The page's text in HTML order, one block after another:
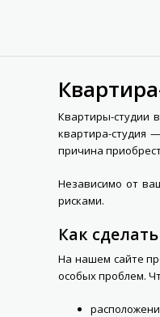
Квартиры-студии
квартира-студия
причина
Независимо от
рисками.
Как
На нашем сайте
особых проблем.